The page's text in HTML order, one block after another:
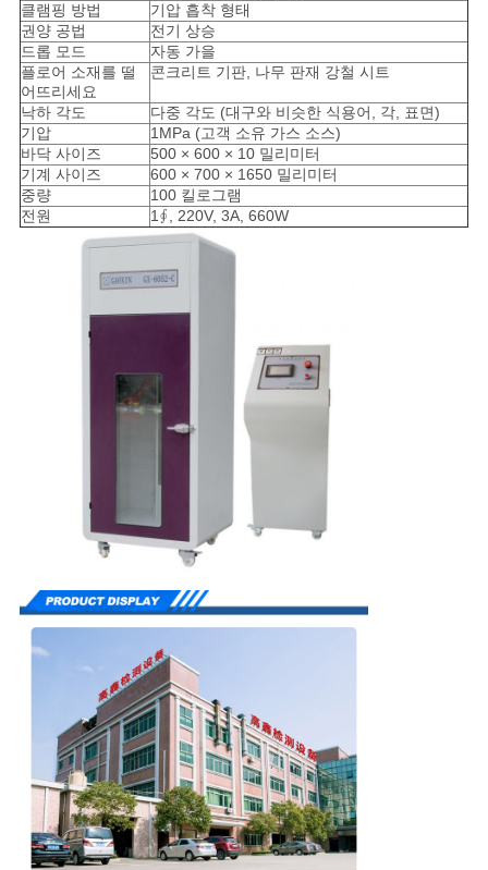
클램핑 방법
기압 흡착 형태
권양 공법
전기 상승
드롭 모드
자동 가을
플로어 소재를 떨
어뜨리세요
콘크리트 기판, 나무 판재 강철 시트
낙하 각도
다중 각도 (대구와 비슷한 식용어, 각, 표면)
기압
1MPa (고객 소유 가스 소스)
바닥 사이즈
500 × 600 × 10 밀리미터
기계 사이즈
600 × 700 × 1650 밀리미터
중량
100 킬로그램
전원
1∮, 220V, 3A, 660W